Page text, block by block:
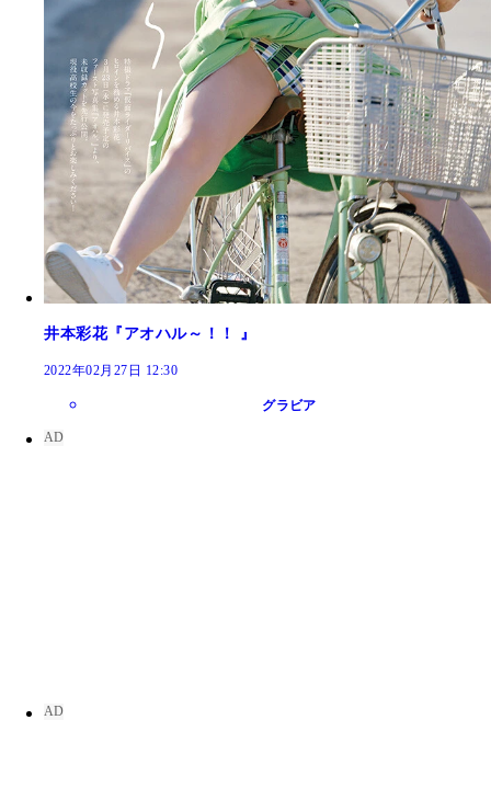
井本彩花『アオハル～！！ 』
2022年02月27日 12:30
グラビア